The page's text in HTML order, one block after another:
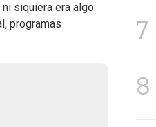
siquiera era algo
programas
7
8